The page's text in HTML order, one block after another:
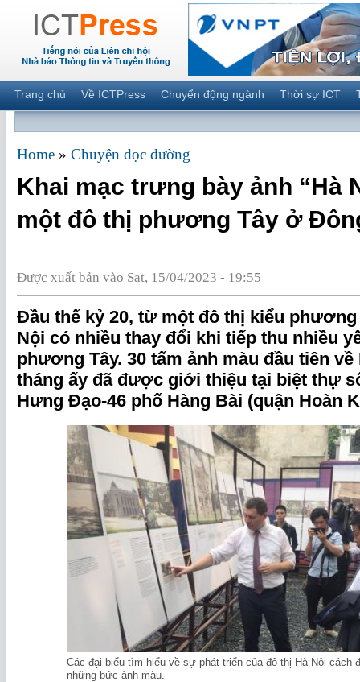
Trang chủ Về ICTPress Chuyển động ngành Thời sự ICT
Home » Chuyện dọc đường
Khai mạc trưng bày ảnh “Hà
một đô thị phương Tây ở
Được xuất bản vào Sat, 15/04/2023 - 19:55
Đầu thế kỷ 20, từ một đô thị kiểu
Nội có nhiều thay đổi khi tiếp thu nhiều
phương Tây. 30 tấm ảnh màu đầu tiên
tháng ấy đã được giới thiệu tại biệt thự
Hưng Đạo-46 phố Hàng Bài (quận Hoàn
Các đại biểu tìm hiểu về sự phát triển của đô thị Hà Nội cách
những bức ảnh màu.